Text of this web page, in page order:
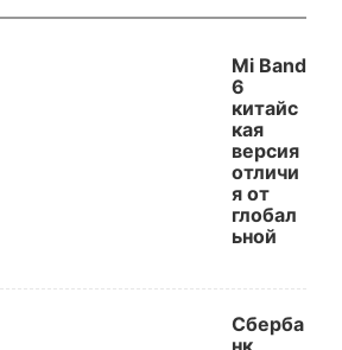
Mi Band
6
китайс
кая
версия
отличи
я от
глобал
ьной
Сберба
нк